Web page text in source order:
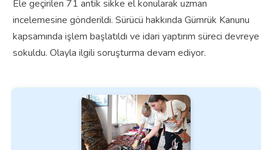
Ele geçirilen 71 antik sikke el konularak uzman
incelemesine gönderildi. Sürücü hakkında Gümrük Kanunu
kapsamında işlem başlatıldı ve idari yaptırım süreci devreye
sokuldu. Olayla ilgili soruşturma devam ediyor.